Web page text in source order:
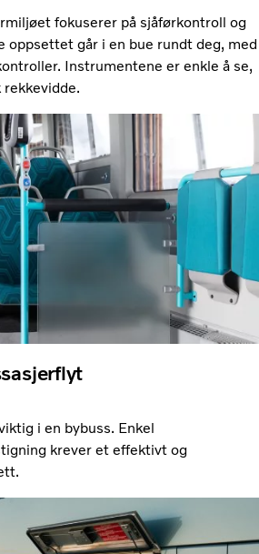
fokuserer på sjåførkontroll og
oppsettet går i en bue rundt deg, med
Instrumentene er enkle å se,
i en bybuss. Enkel
krever et effektivt og